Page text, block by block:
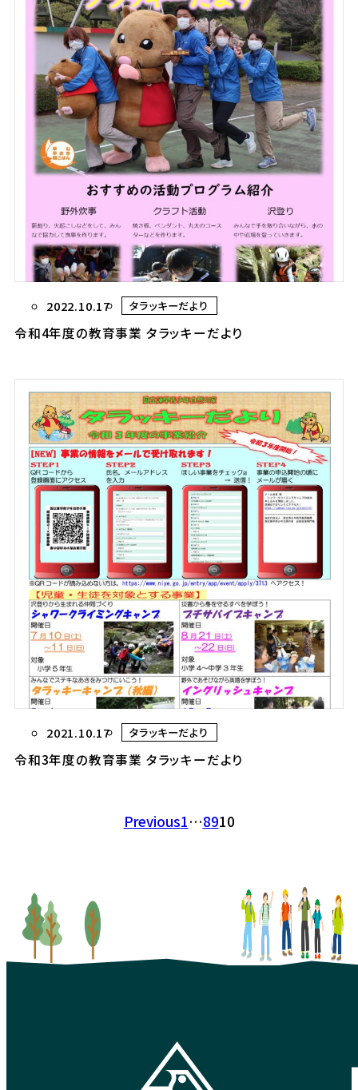
2022.10.17 タラッキーだより
令和4年度の教育事業 タラッキーだより
2021.10.17 タラッキーだより
令和3年度の教育事業 タラッキーだより
Previous1…8910